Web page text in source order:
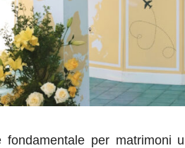
fondamentale per